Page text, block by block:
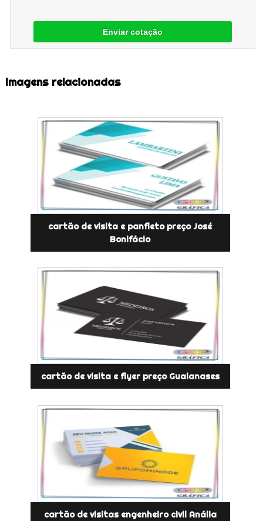
Enviar cotação
Imagens relacionadas
cartão de visita e panfleto preço José
Bonifácio
cartão de visita e flyer preço Guaianases
cartão de visitas engenheiro civil Anália